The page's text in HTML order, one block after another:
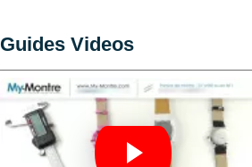
Guides Videos